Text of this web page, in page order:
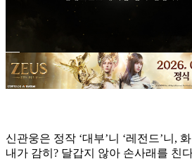
신관웅은 정작 ‘대부’니 ‘레전드’니,
내가 감히? 달갑지 않아 손사래를 친